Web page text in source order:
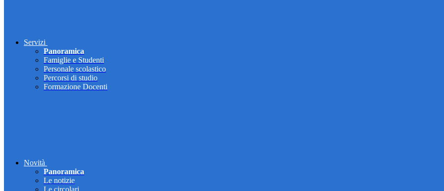
Servizi
Panoramica
Famiglie e Studenti
Personale scolastico
Percorsi di studio
Formazione Docenti
Novità
Panoramica
Le notizie